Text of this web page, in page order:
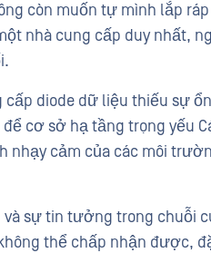
còn muốn tự mình lắp
nhà cung cấp duy nhất,
cấp diode dữ liệu thiếu sự
cơ sở hạ tầng trọng yếu
nhạy cảm của các môi
và sự tin tưởng trong chuỗi
thể chấp nhận được,